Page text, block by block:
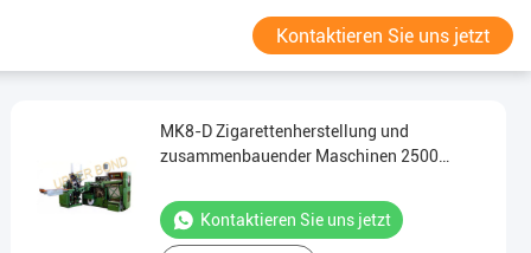
Kontaktieren Sie uns jetzt
MK8-D Zigarettenherstellung und
zusammenbauender Maschinen 2500
Kontaktieren Sie uns jetzt